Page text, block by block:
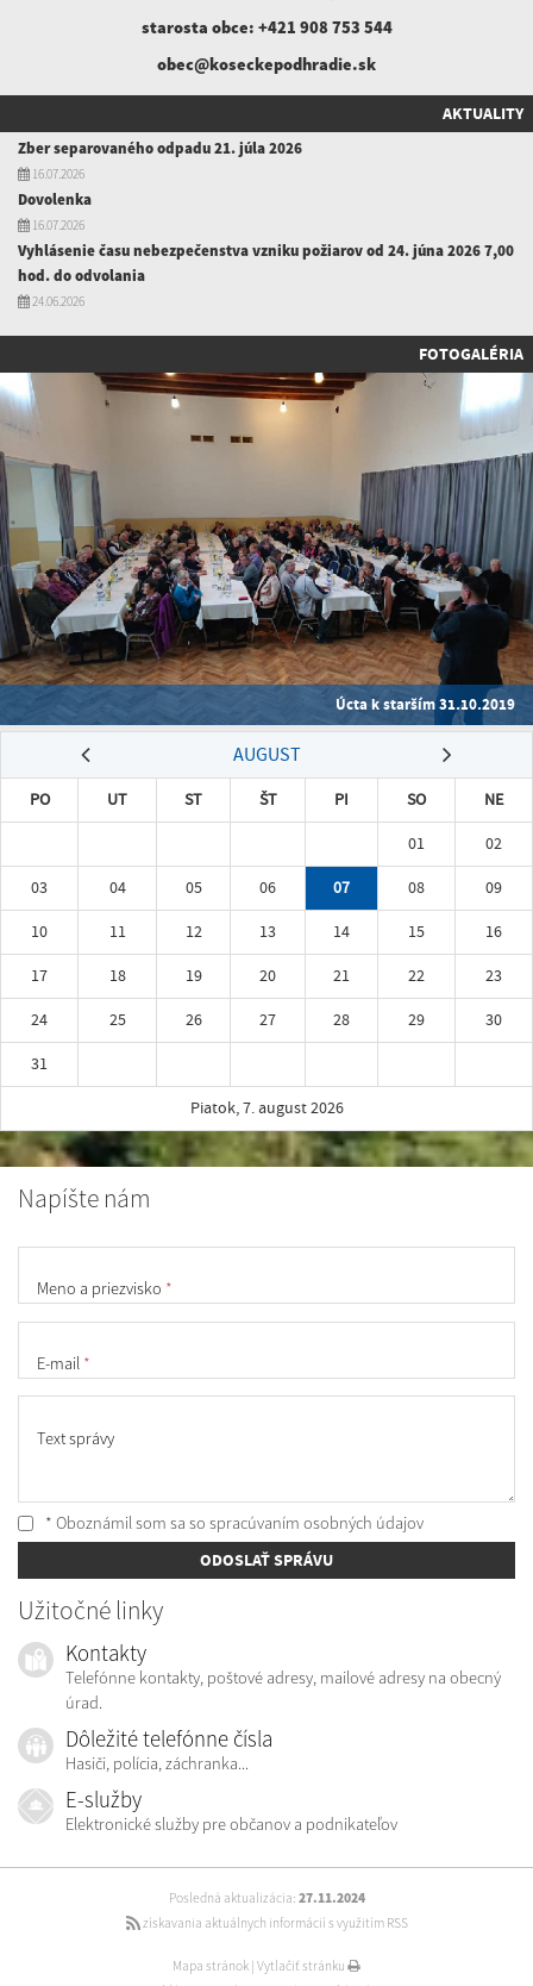
starosta obce: +421 908 753 544
obec@koseckepodhradie.sk
AKTUALITY
Zber separovaného odpadu 21. júla 2026
16.07.2026
Dovolenka
16.07.2026
Vyhlásenie času nebezpečenstva vzniku požiarov od 24. júna 2026 7,00
hod. do odvolania
24.06.2026
FOTOGALÉRIA
Úcta k starším 31.10.2019
AUGUST
PO UT ST ŠT PI SO
NE
01
02
03
04 05 06 07 08
09
10
11 12 13 14 15
16
17
18 19 20 21 22
23
24
25 26 27 28 29
30
31
Piatok, 7. august 2026
Napíšte nám
Meno a priezvisko *
E-mail *
Text správy
* Oboznámil som sa so spracúvaním osobných údajov
ODOSLAŤ SPRÁVU
Užitočné linky
Kontakty
Telefónne kontakty, poštové adresy, mailové adresy na obecný
úrad.
Dôležité telefónne čísla
Hasiči, polícia, záchranka...
E-služby
Elektronické služby pre občanov a podnikateľov
Posledná aktualizácia: 27.11.2024
získavania aktuálnych informácií s využitím RSS
Mapa stránok Vytlačiť stránku